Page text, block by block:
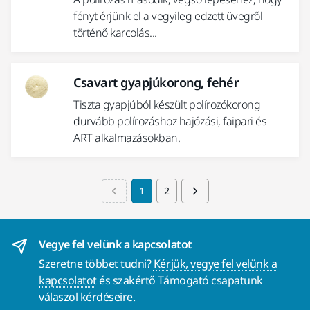
fényt érjünk el a vegyileg edzett üvegről
történő karcolás...
Csavart gyapjúkorong, fehér
Tiszta gyapjúból készült polírozókorong
durvább polírozáshoz hajózási, faipari és
ART alkalmazásokban.
1 2
Vegye fel velünk a kapcsolatot
Szeretne többet tudni?Kérjük, vegye fel velünk a
kapcsolatotés szakértő Támogató csapatunk
válaszol kérdéseire.